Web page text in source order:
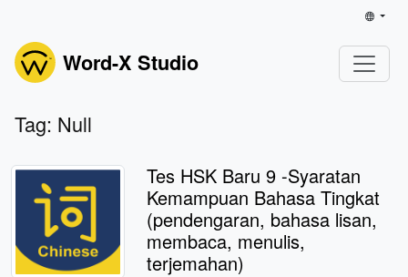
Word-X Studio
Tag: Null
Tes HSK Baru 9 -Syaratan
Kemampuan Bahasa Tingkat
(pendengaran, bahasa lisan,
membaca, menulis,
terjemahan)